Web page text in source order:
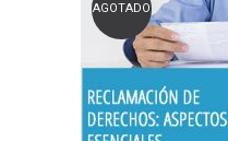
AGOTADO